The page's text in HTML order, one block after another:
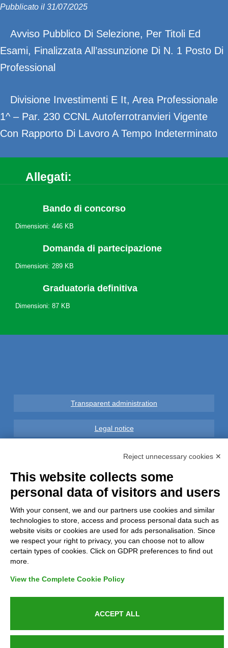
Pubblicato il 31/07/2025
Avviso Pubblico Di Selezione, Per Titoli Ed
Esami, Finalizzata All’assunzione Di N. 1 Posto Di
Professional
Divisione Investimenti E It, Area Professionale
1^ – Par. 230 CCNL Autoferrotranvieri Vigente
Con Rapporto Di Lavoro A Tempo Indeterminato
Allegati:
Bando di concorso
Dimensioni: 446 KB
Domanda di partecipazione
Dimensioni: 289 KB
Graduatoria definitiva
Dimensioni: 87 KB
Transparent administration
Legal notice
Privacy
GDPR Compliance (679/2016)
Refunds and Indemnities
Contacts
Reject unnecessary cookies ✕
This website collects some
personal data of visitors and users
With your consent, we and our partners use cookies and similar
technologies to store, access and process personal data such as
website visits or cookies are used for ads personalisation. Since
we respect your right to privacy, you can choose not to allow
certain types of cookies. Click on GDPR preferences to find out
more.
View the Complete Cookie Policy
ACCEPT ALL